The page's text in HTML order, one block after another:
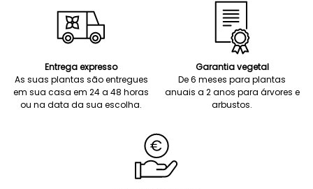
Entrega expresso
As suas plantas são entregues
em sua casa em 24 a 48 horas
ou na data da sua escolha.
Garantia vegetal
De 6 meses para plantas
anuais a 2 anos para árvores e
arbustos.